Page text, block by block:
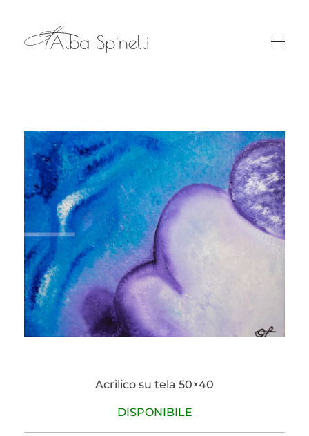
Acrilico su tela 50×40
DISPONIBILE